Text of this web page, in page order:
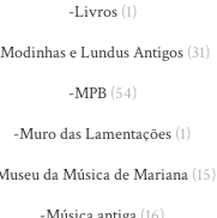
-Livros(1)
e Lundus Antigos (31)
-MPB(54)
-Muro das Lamentações (1)
da Música de Mariana(15)